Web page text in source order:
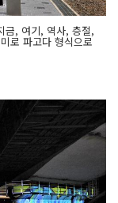
금, 여기, 역사, 층절,
로 파고다 형식으로